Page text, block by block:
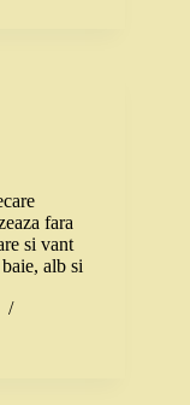
fara
si vant
alb si